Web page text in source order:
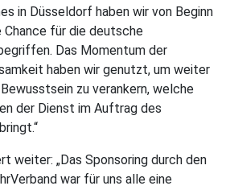
in Düsseldorf haben wir von Beginn
Chance für die deutsche
Das Momentum der
haben wir genutzt, um weiter
zu verankern, welche
der Dienst im Auftrag des
weiter: „Das Sponsoring durch den
war für uns alle eine